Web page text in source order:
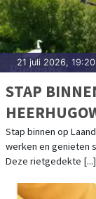
21 juli 2026,
STAP
WERKEN
Stap binnen op
werken en genieten
Deze rietgedekte [...]